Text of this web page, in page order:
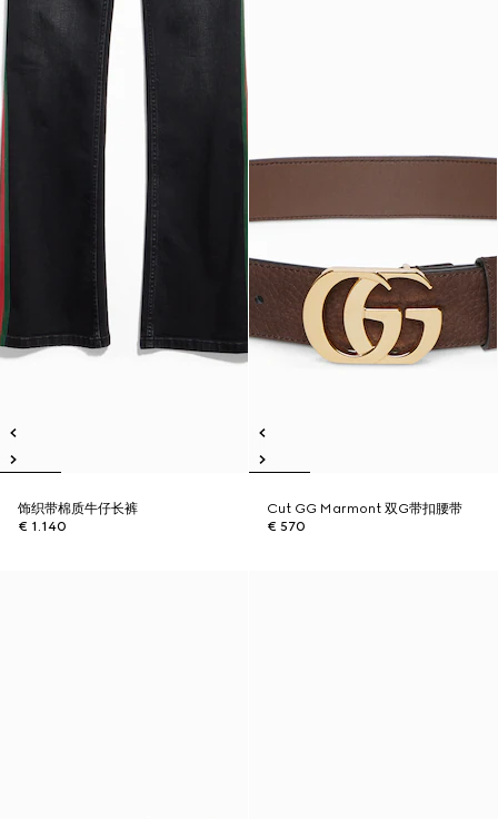
饰织带棉质牛仔长裤
€ 1.140
Cut GG Marmont 双G带扣腰带
€ 570